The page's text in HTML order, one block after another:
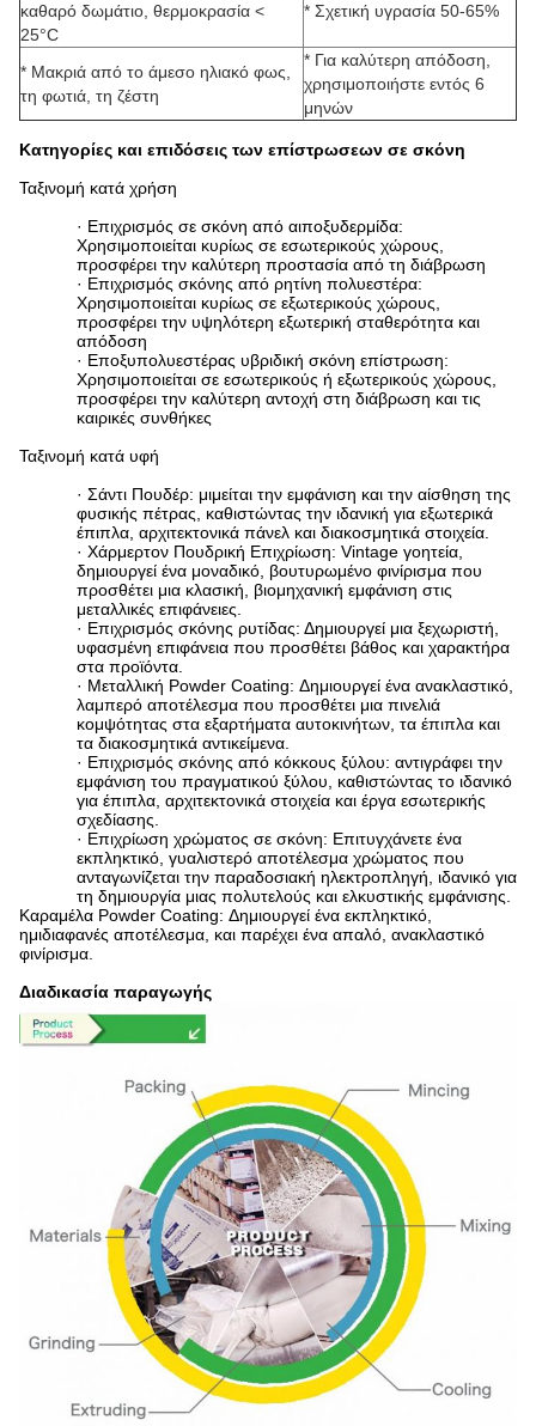
καθαρό δωμάτιο, θερμοκρασία <
25°C
* Σχετική υγρασία 50-65%
* Μακριά από το άμεσο ηλιακό φως,
τη φωτιά, τη ζέστη
* Για καλύτερη απόδοση,
χρησιμοποιήστε εντός 6
μηνών
Κατηγορίες και επιδόσεις των επίστρωσεων σε σκόνη
Ταξινομή κατά χρήση
· Επιχρισμός σε σκόνη από αιποξυδερμίδα:
Χρησιμοποιείται κυρίως σε εσωτερικούς χώρους,
προσφέρει την καλύτερη προστασία από τη διάβρωση
· Επιχρισμός σκόνης από ρητίνη πολυεστέρα:
Χρησιμοποιείται κυρίως σε εξωτερικούς χώρους,
προσφέρει την υψηλότερη εξωτερική σταθερότητα και
απόδοση
· Εποξυπολυεστέρας υβριδική σκόνη επίστρωση:
Χρησιμοποιείται σε εσωτερικούς ή εξωτερικούς χώρους,
προσφέρει την καλύτερη αντοχή στη διάβρωση και τις
καιρικές συνθήκες
Ταξινομή κατά υφή
· Σάντι Πουδέρ: μιμείται την εμφάνιση και την αίσθηση της
φυσικής πέτρας, καθιστώντας την ιδανική για εξωτερικά
έπιπλα, αρχιτεκτονικά πάνελ και διακοσμητικά στοιχεία.
· Χάρμερτον Πουδρική Επιχρίωση: Vintage γοητεία,
δημιουργεί ένα μοναδικό, βουτυρωμένο φινίρισμα που
προσθέτει μια κλασική, βιομηχανική εμφάνιση στις
μεταλλικές επιφάνειες.
· Επιχρισμός σκόνης ρυτίδας: Δημιουργεί μια ξεχωριστή,
υφασμένη επιφάνεια που προσθέτει βάθος και χαρακτήρα
στα προϊόντα.
· Μεταλλική Powder Coating: Δημιουργεί ένα ανακλαστικό,
λαμπερό αποτέλεσμα που προσθέτει μια πινελιά
κομψότητας στα εξαρτήματα αυτοκινήτων, τα έπιπλα και
τα διακοσμητικά αντικείμενα.
· Επιχρισμός σκόνης από κόκκους ξύλου: αντιγράφει την
εμφάνιση του πραγματικού ξύλου, καθιστώντας το ιδανικό
για έπιπλα, αρχιτεκτονικά στοιχεία και έργα εσωτερικής
σχεδίασης.
· Επιχρίωση χρώματος σε σκόνη: Επιτυγχάνετε ένα
εκπληκτικό, γυαλιστερό αποτέλεσμα χρώματος που
ανταγωνίζεται την παραδοσιακή ηλεκτροπληγή, ιδανικό για
τη δημιουργία μιας πολυτελούς και ελκυστικής εμφάνισης.
Καραμέλα Powder Coating: Δημιουργεί ένα εκπληκτικό,
ημιδιαφανές αποτέλεσμα, και παρέχει ένα απαλό, ανακλαστικό
φινίρισμα.
Διαδικασία παραγωγής